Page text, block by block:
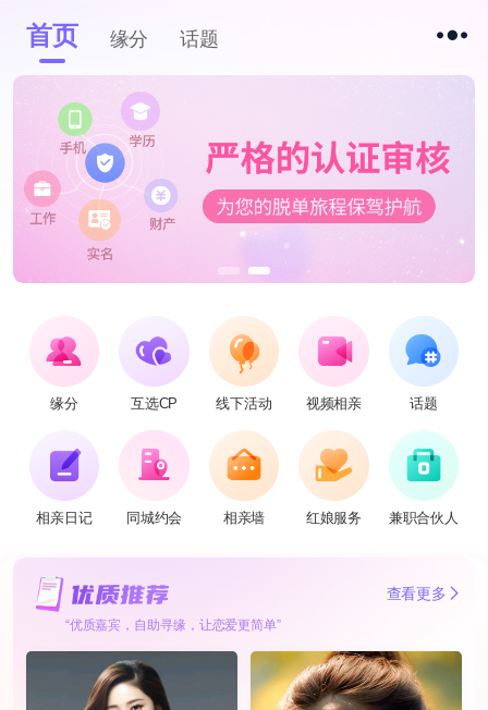
首页 缘分 话题
缘分 互选CP 线下活动 视频相亲 话题
相亲日记 同城约会 相亲墙 红娘服务 兼职合伙人
查看更多
“优质嘉宾，自助寻缘，让恋爱更简单”